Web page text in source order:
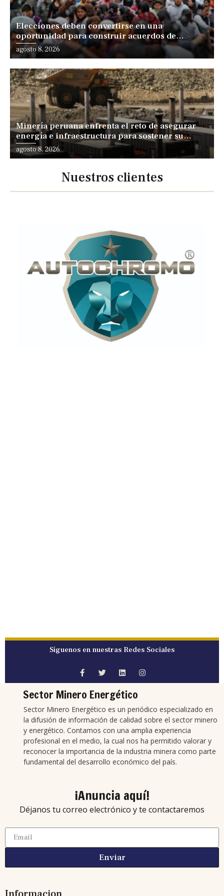
Elecciones deben convertirse en una
oportunidad para construir acuerdos de
desarrollo, sostiene especialista
agosto 8, 2026
Minería peruana enfrenta el reto de asegurar
energía e infraestructura para sostener su
expansión
agosto 8, 2026
Nuestros clientes
Síguenos en nuestras Redes Sociales
Sector Minero Energético
Sector Minero Energético es un periódico especializado en
la difusión de información de calidad sobre el sector minero
y energético. Contamos con una amplia experiencia
profesional en el medio, la cual nos ha permitido valorar y
reconocer la importancia de la industria minera como parte
fundamental del desarrollo económico del país.
¡Anuncia aquí!
Déjanos tu correo electrónico y te contactaremos
Enviar